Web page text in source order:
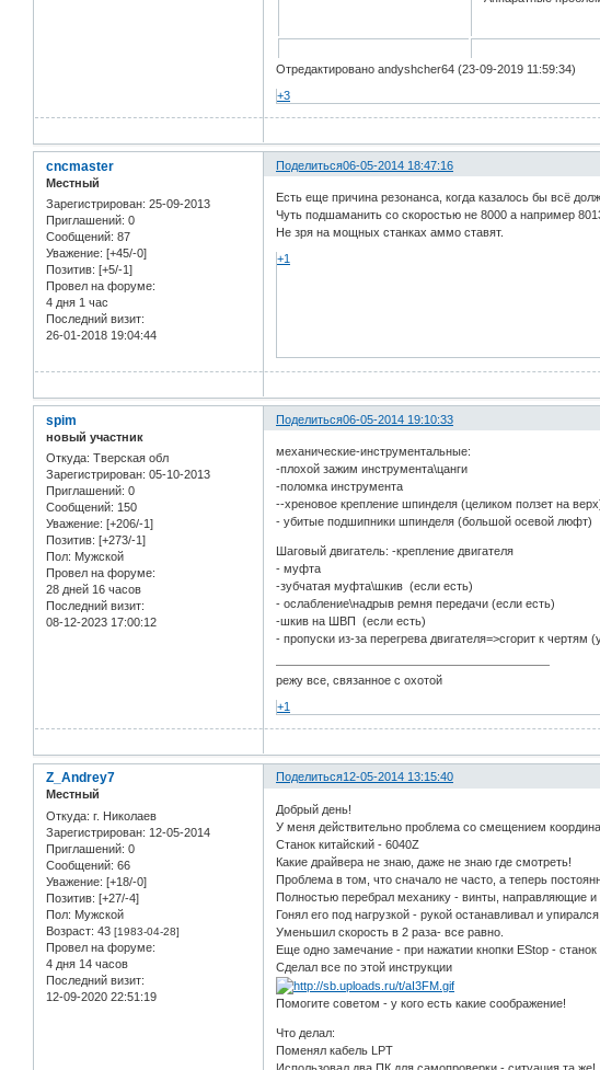
Отредактировано andyshcher64 (23-09-2019 11:59:34)
+3
Поделиться06-05-2014 18:47:16
cncmaster
Местный
Зарегистрирован: 25-09-2013
Приглашений: 0
Сообщений: 87
Уважение: [+45/-0]
Позитив: [+5/-1]
Провел на форуме:
4 дня 1 час
Последний визит:
26-01-2018 19:04:44
Есть еще причина резонанса, когда казалось бы всё
Чуть подшаманить со скоростью не 8000 а например
Не зря на мощных станках аммо ставят.
+1
Поделиться06-05-2014 19:10:33
spim
новый участник
Откуда: Тверская обл
Зарегистрирован: 05-10-2013
Приглашений: 0
Сообщений: 150
Уважение: [+206/-1]
Позитив: [+273/-1]
Пол: Мужской
Провел на форуме:
28 дней 16 часов
Последний визит:
08-12-2023 17:00:12
механические-инструментальные:
-плохой зажим инструмента\цанги
-поломка инструмента
--хреновое крепление шпинделя (целиком ползет на
- убитые подшипники шпинделя (большой осевой люфт)
Шаговый двигатель: -крепление двигателя
- муфта
-зубчатая муфта\шкив (если есть)
- ослабление\надрыв ремня передачи (если есть)
-шкив на ШВП (если есть)
- пропуски из-за перегрева двигателя=>сгорит к
режу все, связанное с охотой
+1
Поделиться12-05-2014 13:15:40
Z_Andrey7
Местный
Откуда: г. Николаев
Зарегистрирован: 12-05-2014
Приглашений: 0
Сообщений: 66
Уважение: [+18/-0]
Позитив: [+27/-4]
Пол: Мужской
Возраст: 43 [1983-04-28]
Провел на форуме:
4 дня 14 часов
Последний визит:
12-09-2020 22:51:19
Добрый день!
У меня действительно проблема со смещением
Станок китайский - 6040Z
Какие драйвера не знаю, даже не знаю где смотреть!
Проблема в том, что сначало не часто, а теперь
Полностью перебрал механику - винты, направляющие и
Гонял его под нагрузкой - рукой останавливал и
Уменьшил скорость в 2 раза- все равно.
Еще одно замечание - при нажатии кнопки EStop -
Сделал все по этой инструкции
Помогите советом - у кого есть какие соображение!
Что делал:
Поменял кабель LPT